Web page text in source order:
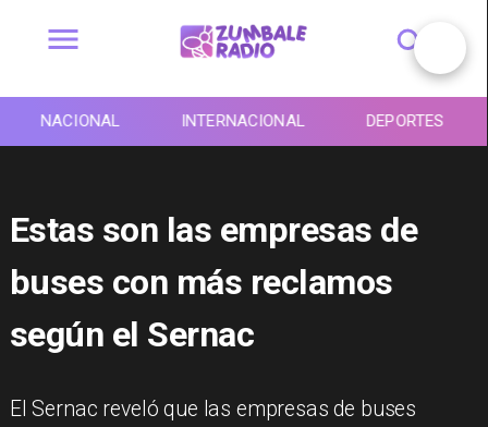
NACIONAL INTERNACIONAL DEPORTES
Estas son las empresas de
buses con más reclamos
según el Sernac
El Sernac reveló que las empresas de buses